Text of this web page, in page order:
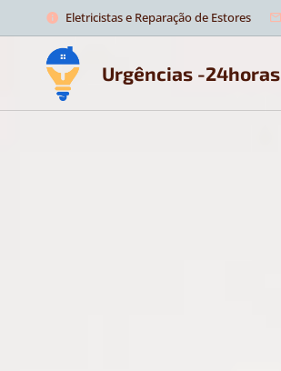
Eletricistas e Reparação de Estores
Urgências -24horas